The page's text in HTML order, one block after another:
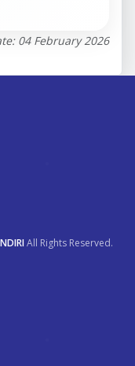
04 February 2026
All Rights Reserved.